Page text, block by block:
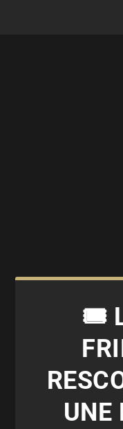
🎟
UNE